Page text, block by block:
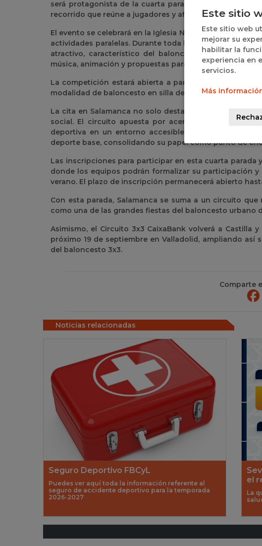
será protagonista de la cuarta parada del circuito,
recorrido que reúne a jugadores y aficionados en torno
El evento se celebrará en la Iglesia Nueva del Arrabal,
actividades paralelas. Durante toda la jornada, equipos
atractivo, característico del baloncesto 3x3,
música, animación y propuestas para todos los públicos.
La competición estará abierta a participantes desde
modalidad de baloncesto en silla de ruedas, reforzando
La cita en Salamanca no solo destaca por su vertiente
social. El circuito apuesta por acercar el baloncesto
deportiva en un entorno accesible e inclusivo.
deporte base, consolidando su papel como punto de
Las inscripciones para participar en esta cuarta parada
donde los equipos podrán formalizar su participación
verano. El plazo de inscripción permanecerá abierto
Con esta parada, Salamanca se suma a un circuito
como una de las grandes fiestas del baloncesto urbano
Asimismo, el Circuito 3x3 CaixaBank volverá a Castilla
próximo 19 de septiembre en Valladolid, ampliando
del baloncesto 3x3.
Comparte
Noticias relacionadas
Seguro Deportivo FBCyL
Puedes ver aquí toda la información referente al
seguro de accidente deportivo para la temporada
2026-2027
el
La
Este sitio
Este sitio web
mejorar su
habilitar la
experiencia en
servicios.
Más